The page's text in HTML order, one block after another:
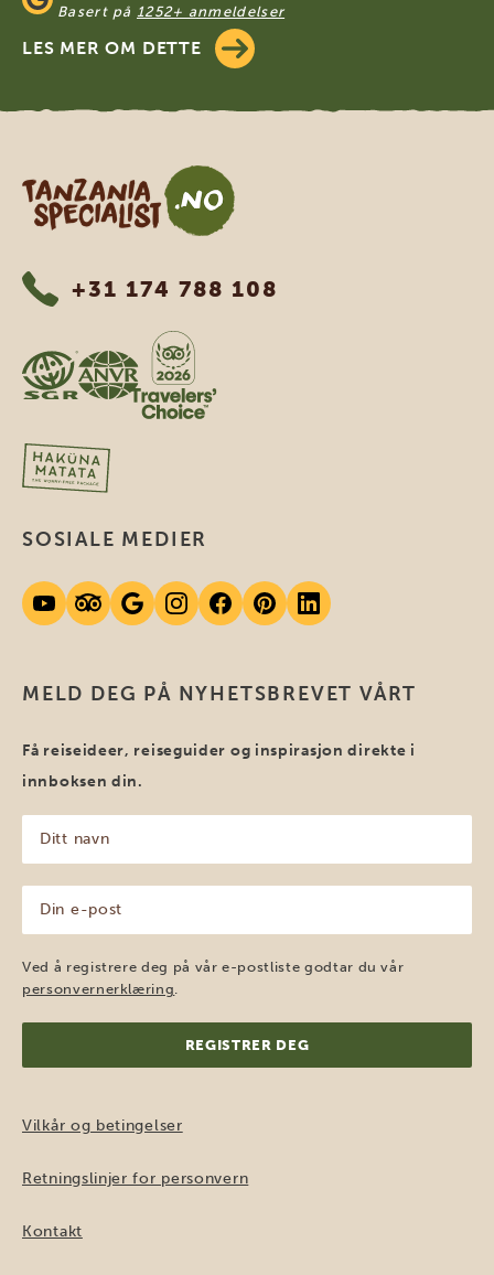
Basert på 1252+ anmeldelser
LES MER OM DETTE
Tanzania Specialist
+31 174 788 108
MELD DEG PÅ NYHETSBREVET VÅRT
Få reiseideer, reiseguider og inspirasjon direkte i
innboksen din.
navn
(Påkrevd)
post
(Påkrevd)
Ved å registrere deg på vår e-postliste godtar du vår
personvernerklæring
SOSIALE MEDIER
Vilkår og betingelser
Retningslinjer for personvern
Kontakt